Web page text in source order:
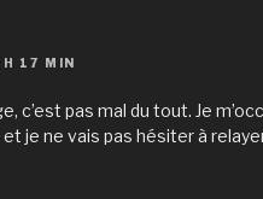
17 MIN
c’est pas mal du tout. Je
et je ne vais pas hésiter à